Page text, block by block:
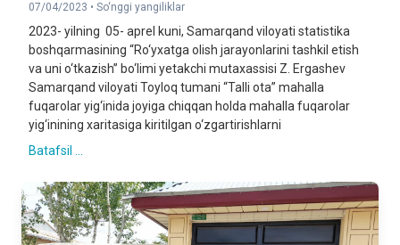
07/04/2023 • So‘nggi yangiliklar
2023- yilning 05- aprel kuni, Samarqand viloyati statistika
boshqarmasining “Ro‘yxatga olish jarayonlarini tashkil etish
va uni o‘tkazish” bo‘limi yetakchi mutaxassisi Z. Ergashev
Samarqand viloyati Toyloq tumani “Talli ota” mahalla
fuqarolar yig‘inida joyiga chiqqan holda mahalla fuqarolar
yig‘inining xaritasiga kiritilgan o‘zgartirishlarni
Batafsil ...